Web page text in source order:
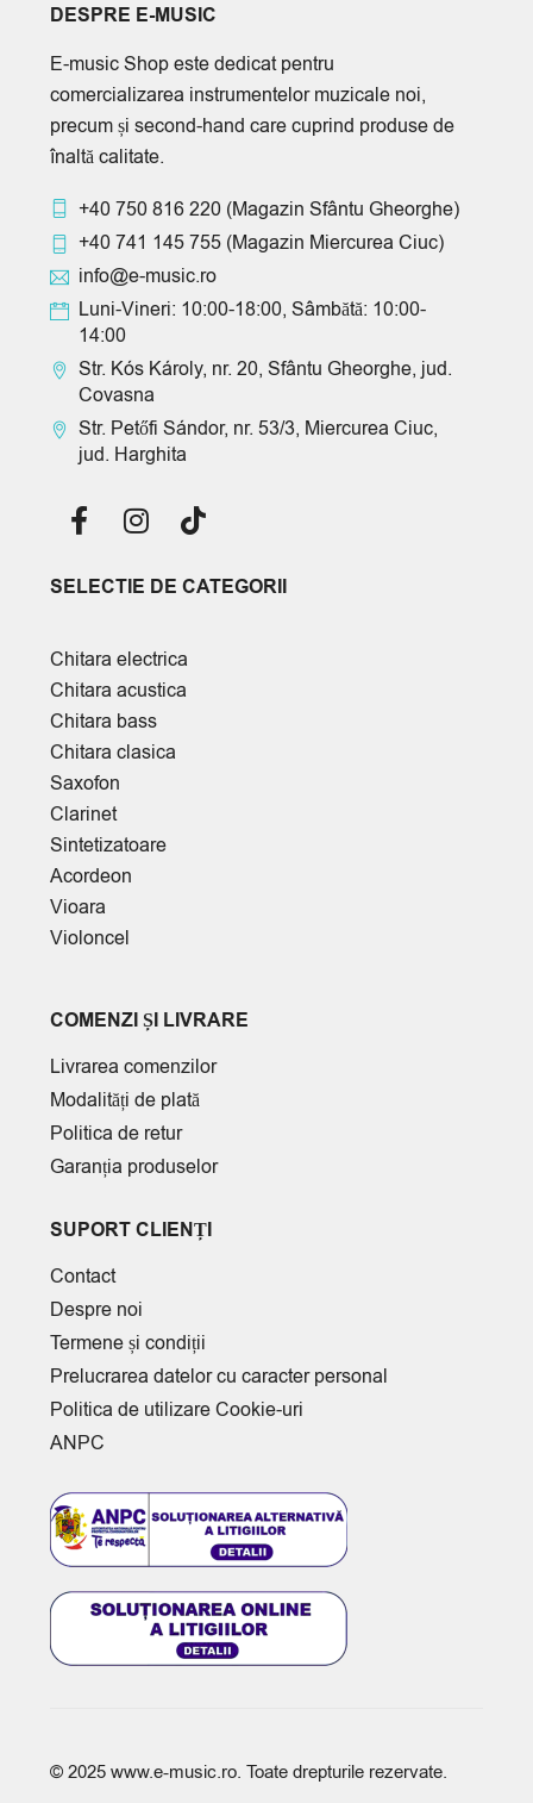
DESPRE E-MUSIC
E-music Shop este dedicat pentru
comercializarea instrumentelor muzicale noi,
precum și second-hand care cuprind produse de
înaltă calitate.
+40 750 816 220 (Magazin Sfântu Gheorghe)
+40 741 145 755 (Magazin Miercurea Ciuc)
info@e-music.ro
Luni-Vineri: 10:00-18:00, Sâmbătă: 10:00-
14:00
Str. Kós Károly, nr. 20, Sfântu Gheorghe, jud.
Covasna
Str. Petőfi Sándor, nr. 53/3, Miercurea Ciuc,
jud. Harghita
SELECTIE DE CATEGORII
Chitara electrica
Chitara acustica
Chitara bass
Chitara clasica
Saxofon
Clarinet
Sintetizatoare
Acordeon
Vioara
Violoncel
COMENZI ȘI LIVRARE
Livrarea comenzilor
Modalități de plată
Politica de retur
Garanția produselor
SUPORT CLIENȚI
Contact
Despre noi
Termene și condiții
Prelucrarea datelor cu caracter personal
Politica de utilizare Cookie-uri
ANPC
© 2025 www.e-music.ro. Toate drepturile rezervate.